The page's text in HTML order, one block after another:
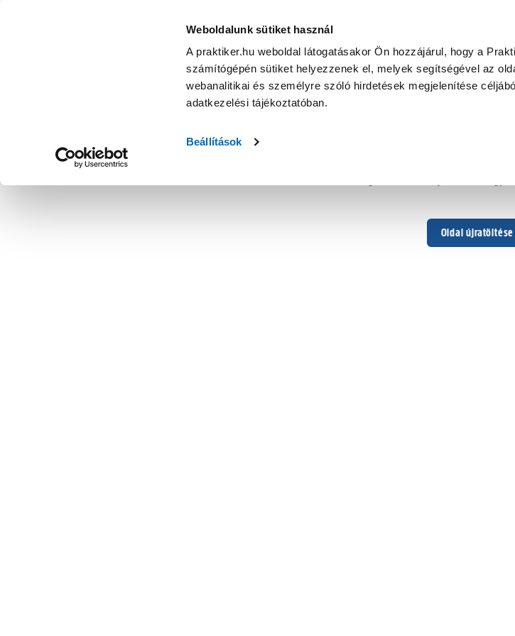
Weboldalunk sütiket használ
A praktiker.hu weboldal látogatásakor Ön hozzájárul, hogy a
számítógépén sütiket helyezzenek el, melyek segítségével az
webanalitikai és személyre szóló hirdetések megjelenítése
adatkezelési tájékoztatóban.
Beállítások
Oldal újratöltése